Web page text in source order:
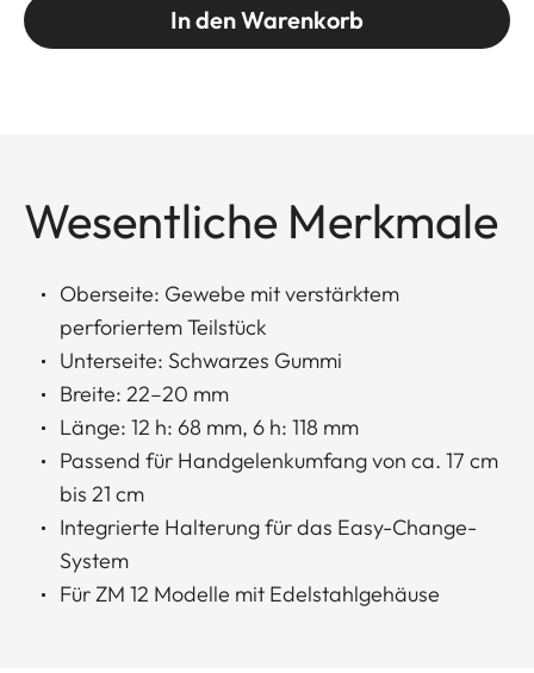
In den Warenkorb
Wesentliche Merkmale
Oberseite: Gewebe mit verstärktem
perforiertem Teilstück
Unterseite: Schwarzes Gummi
Breite: 22–20 mm
Länge: 12 h: 68 mm, 6 h: 118 mm
Passend für Handgelenkumfang von ca. 17 cm
bis 21 cm
Integrierte Halterung für das Easy-Change-
System
Für ZM 12 Modelle mit Edelstahlgehäuse